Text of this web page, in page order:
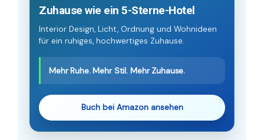
Zuhause wie ein 5-Sterne-Hotel
Interior Design, Licht, Ordnung und Wohnideen
für ein ruhiges, hochwertiges Zuhause.
Mehr Ruhe. Mehr Stil. Mehr Zuhause.
Buch bei Amazon ansehen